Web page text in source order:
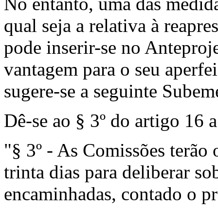
qual seja a relativa à
pode inserir-se no
vantagem pa­ra o seu
sugere-se a seguinte
Dê-se ao § 3º do artigo 16
"§ 3º - As Comissões
trinta dias para deliberar
encami­nhadas, contado o